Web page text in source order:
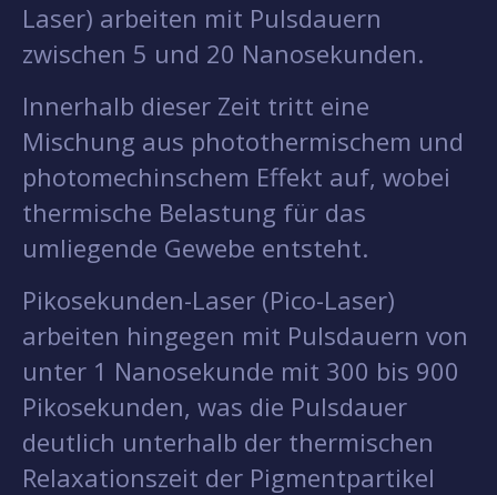
Laser) arbeiten mit Pulsdauern
zwischen 5 und 20 Nanosekunden.
Innerhalb dieser Zeit tritt eine
Mischung aus photothermischem und
photomechinschem Effekt auf, wobei
thermische Belastung für das
umliegende Gewebe entsteht.
Pikosekunden-Laser (Pico-Laser)
arbeiten hingegen mit Pulsdauern von
unter 1 Nanosekunde mit 300 bis 900
Pikosekunden, was die Pulsdauer
deutlich unterhalb der thermischen
Relaxationszeit der Pigmentpartikel